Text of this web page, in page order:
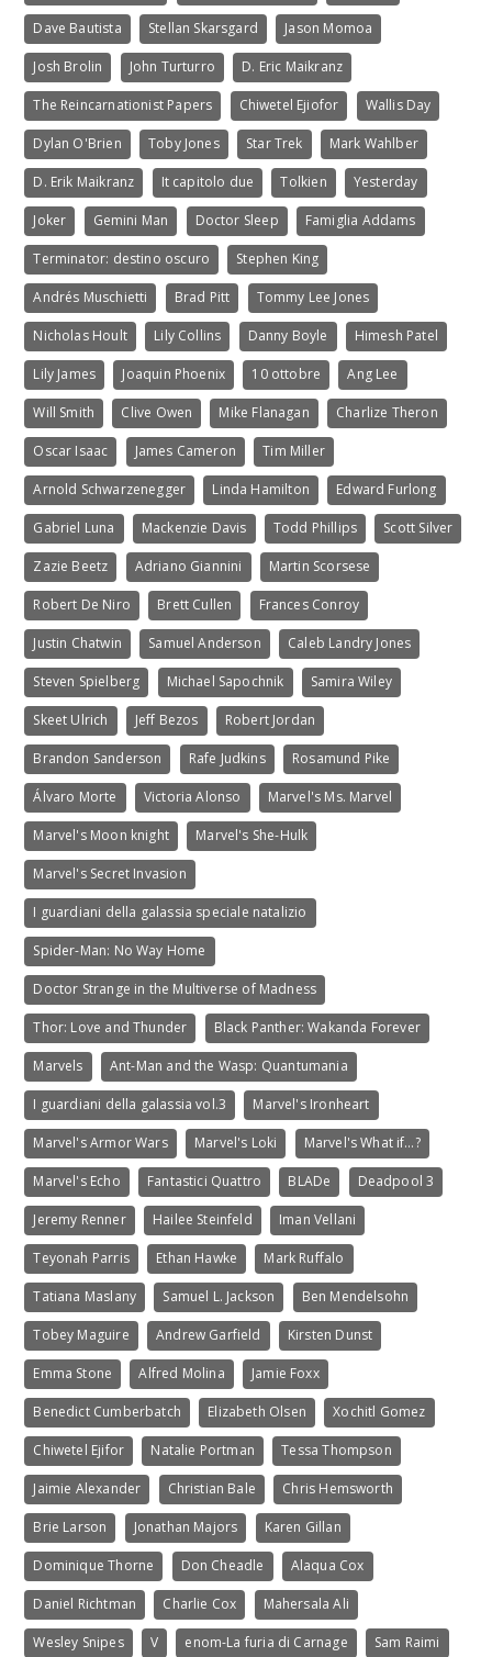
Dave Bautista Stellan Skarsgard Jason Momoa
Josh Brolin John Turturro D. Eric Maikranz
The Reincarnationist Papers Chiwetel Ejiofor Wallis Day
Dylan O'Brien Toby Jones Star Trek Mark Wahlber
D. Erik Maikranz It capitolo due Tolkien Yesterday
Joker Gemini Man Doctor Sleep Famiglia Addams
Terminator: destino oscuro Stephen King
Andrés Muschietti Brad Pitt Tommy Lee Jones
Nicholas Hoult Lily Collins Danny Boyle Himesh Patel
Lily James Joaquin Phoenix 10 ottobre Ang Lee
Will Smith Clive Owen Mike Flanagan Charlize Theron
Oscar Isaac James Cameron Tim Miller
Arnold Schwarzenegger Linda Hamilton Edward Furlong
Gabriel Luna Mackenzie Davis Todd Phillips Scott Silver
Zazie Beetz Adriano Giannini Martin Scorsese
Robert De Niro Brett Cullen Frances Conroy
Justin Chatwin Samuel Anderson Caleb Landry Jones
Steven Spielberg Michael Sapochnik Samira Wiley
Skeet Ulrich Jeff Bezos Robert Jordan
Brandon Sanderson Rafe Judkins Rosamund Pike
Álvaro Morte Victoria Alonso Marvel's Ms. Marvel
Marvel's Moon knight Marvel's She-Hulk
Marvel's Secret Invasion
I guardiani della galassia speciale natalizio
Spider-Man: No Way Home
Doctor Strange in the Multiverse of Madness
Thor: Love and Thunder Black Panther: Wakanda Forever
Marvels Ant-Man and the Wasp: Quantumania
I guardiani della galassia vol.3 Marvel's Ironheart
Marvel's Armor Wars Marvel's Loki Marvel's What if…?
Marvel's Echo Fantastici Quattro BLADe Deadpool 3
Jeremy Renner Hailee Steinfeld Iman Vellani
Teyonah Parris Ethan Hawke Mark Ruffalo
Tatiana Maslany Samuel L. Jackson Ben Mendelsohn
Tobey Maguire Andrew Garfield Kirsten Dunst
Emma Stone Alfred Molina Jamie Foxx
Benedict Cumberbatch Elizabeth Olsen Xochitl Gomez
Chiwetel Ejifor Natalie Portman Tessa Thompson
Jaimie Alexander Christian Bale Chris Hemsworth
Brie Larson Jonathan Majors Karen Gillan
Dominique Thorne Don Cheadle Alaqua Cox
Daniel Richtman Charlie Cox Mahersala Ali
Wesley Snipes V enom-La furia di Carnage Sam Raimi